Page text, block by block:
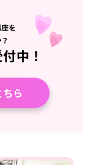
を
中！
ら